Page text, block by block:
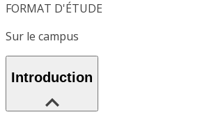
FORMAT D'ÉTUDE
Sur le campus
Introduction